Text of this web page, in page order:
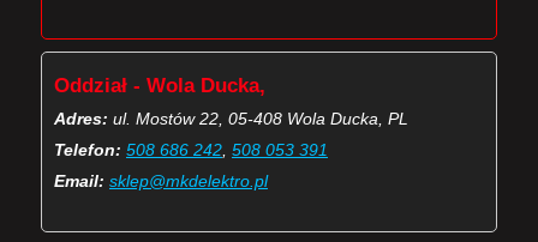
Oddział - Wola Ducka,
Adres: ul. Mostów 22, 05-408 Wola Ducka, PL
Telefon: 508 686 242 508 053 391
Email: sklep@mkdelektro.pl